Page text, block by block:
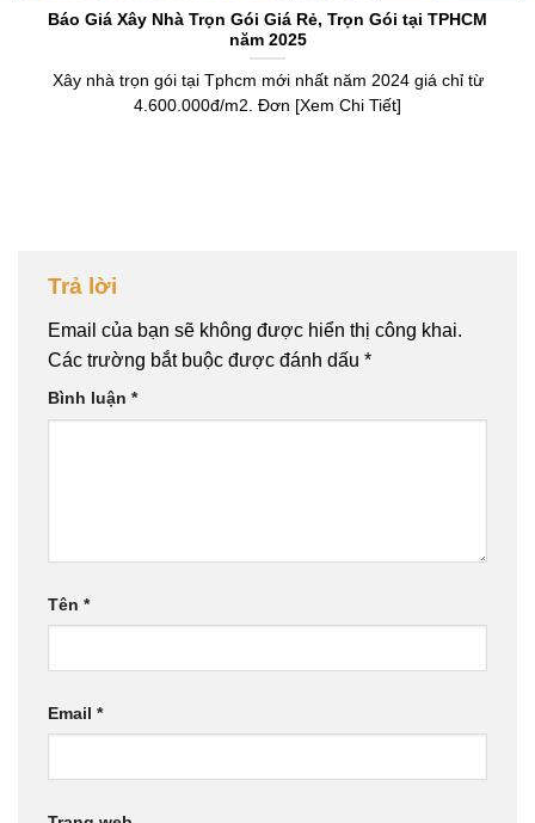
Báo Giá Xây Nhà Trọn Gói Giá Rẻ, Trọn Gói tại TPHCM
năm 2025
Xây nhà trọn gói tại Tphcm mới nhất năm 2024 giá chỉ từ
4.600.000đ/m2. Đơn [Xem Chi Tiết]
Trả lời
Email của bạn sẽ không được hiển thị công khai.
Các trường bắt buộc được đánh dấu *
Bình luận *
Tên *
Email *